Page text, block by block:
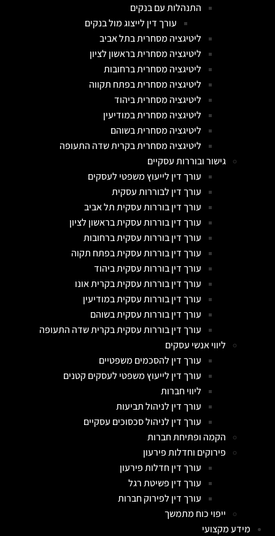
התנהלות עם בנקים
עורך דין לייצוג מול בנקים
ליטיגציה מסחרית בתל אביב
ליטיגציה מסחרית בראשון לציון
ליטיגציה מסחרית ברחובות
ליטיגציה מסחרית בפתח תקווה
ליטיגציה מסחרית ביהוד
ליטיגציה מסחרית במודיעין
ליטיגציה מסחרית בשוהם
ליטיגציה מסחרית בקרית שדה התעופה
גישור ובוררות עסקיים
עורך דין לייעוץ משפטי לעסקים
עורך דין לבוררות עסקית
עורך דין בוררות עסקית תל אביב
עורך דין בוררות עסקית בראשון לציון
עורך דין בוררות עסקית ברחובות
עורך דין בוררות עסקית בפתח תקוה
עורך דין בוררות עסקית ביהוד
עורך דין בוררות עסקית בקרית אונו
עורך דין בוררות עסקית במודיעין
עורך דין בוררות עסקית בשוהם
עורך דין בוררות עסקית בקרית שדה התעופה
ליווי אנשי עסקים
עורך דין להסכמים משפטיים
עורך דין לייעוץ משפטי לעסקים קטנים
ליווי חברות
עורך דין לניהול תביעות
עורך דין לניהול סכסוכים עסקיים
הקמה ופתיחת חברות
פירוקים וחדלות פירעון
עורך דין חדלות פירעון
עורך דין פשיטת רגל
עורך דין לפירוק חברות
ייפוי כוח מתמשך
מידע מקצועי